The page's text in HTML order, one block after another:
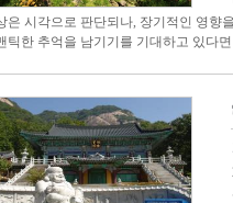
은 시각으로 판단되나, 장기적인 영향
틱한 추억을 남기기를 기대하고 있다